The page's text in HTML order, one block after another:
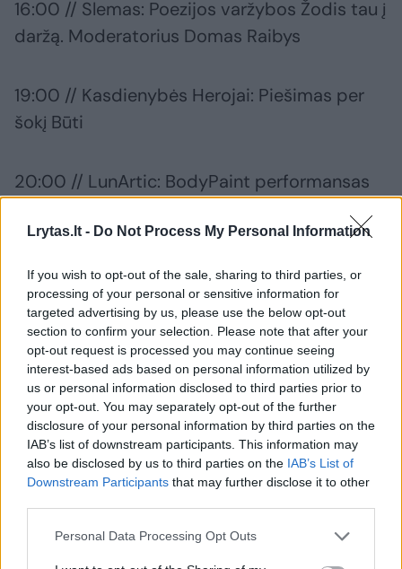
Lrytas.lt - Do Not Process My Personal Information
If you wish to opt-out of the sale, sharing to third parties, or
processing of your personal or sensitive information for
targeted advertising by us, please use the below opt-out
section to confirm your selection. Please note that after your
opt-out request is processed you may continue seeing
interest-based ads based on personal information utilized by
us or personal information disclosed to third parties prior to
your opt-out. You may separately opt-out of the further
disclosure of your personal information by third parties on the
IAB’s list of downstream participants. This information may
also be disclosed by us to third parties on the IAB’s List of
Downstream Participants that may further disclose it to other
Personal Data Processing Opt Outs
16:00 // Slemas: Poezijos varžybos Žodis tau į
daržą. Moderatorius Domas Raibys
19:00 // Kasdienybės Herojai: Piešimas per
šokį Būti
20:00 // LunArtic: BodyPaint performansas
21:30 // Valerija ir Jaroška: Human Impact
Instruments (BDSM/Kink Live PA), world
premiere
00:00 // Tokie blogi, kad net geri. Naktinis
kinas
Barbablu
12:00 // KATARSIS, postpunk, alternative,